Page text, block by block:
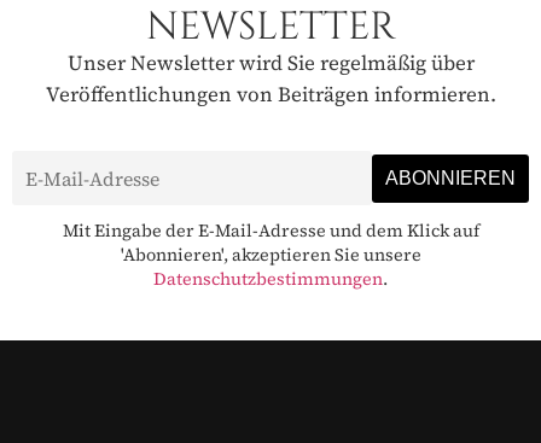
NEWSLETTER
Unser Newsletter wird Sie regelmäßig über
Veröffentlichungen von Beiträgen informieren.
Mit Eingabe der E-Mail-Adresse und dem Klick auf
'Abonnieren', akzeptieren Sie unsere
Datenschutzbestimmungen.